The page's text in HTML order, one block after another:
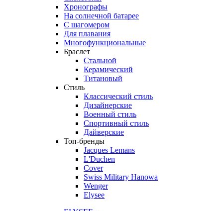
Хронографы
На солнечной батарее
С шагомером
Для плавания
Многофункциональные
Браслет
Стальной
Керамический
Титановый
Стиль
Классический стиль
Дизайнерские
Военный стиль
Спортивный стиль
Дайверские
Топ-бренды
Jacques Lemans
L'Duchen
Cover
Swiss Military Hanowa
Wenger
Elysee